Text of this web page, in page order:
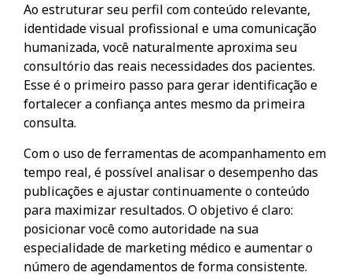
Ao estruturar seu perfil com conteúdo relevante,
identidade visual profissional e uma comunicação
humanizada, você naturalmente aproxima seu
consultório das reais necessidades dos pacientes.
Esse é o primeiro passo para gerar identificação e
fortalecer a confiança antes mesmo da primeira
consulta.
Com o uso de ferramentas de acompanhamento em
tempo real, é possível analisar o desempenho das
publicações e ajustar continuamente o conteúdo
para maximizar resultados. O objetivo é claro:
posicionar você como autoridade na sua
especialidade de marketing médico e aumentar o
número de agendamentos de forma consistente.